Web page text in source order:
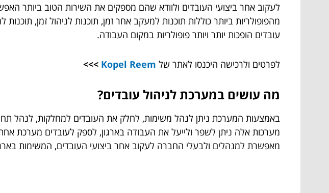
לעקוב אחר ביצועי העובדים ולוודא שהם מספקים את השירות הטוב ביותר
מהפופולריות ביותר כוללות תוכנות למעקב אחר זמן, תוכנות לניהול זמן,
עובדים הופכות יותר ויותר פופולריות במקום העבודה.
לפרטים ולרכישה היכנסו לאתר של Kopel Reem
>>>
מה עושים במערכת לניהול עובדים?
באמצעות המערכת ניתן לנהל משימות, לחלק את העובדים למחלקות, לנהל
מערכות אלה ניתן לשפר ולייעל את העבודה בארגון, לספק לעובדים מערכת
מאפשרת למנהלים ולבעלי החברה לעקוב אחר ביצועי העובדים, המשימות